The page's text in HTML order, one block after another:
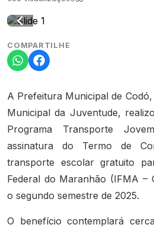
COMPARTILHE
A Prefeitura Municipal de
Municipal da Juventude,
Programa Transporte
assinatura do Termo de
transporte escolar gratuito
Federal do Maranhão (IFMA –
o segundo semestre de 2025.
O benefício contemplará